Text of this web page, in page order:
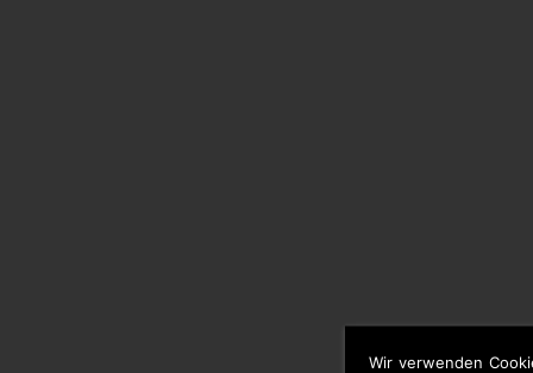
Wir verwenden